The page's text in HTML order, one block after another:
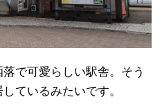
で可愛らしい駅舎。そう
ているみたいです。